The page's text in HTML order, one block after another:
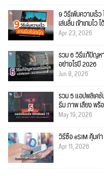
9 วิธีเพิ่มความเร็
เล่นลื่น เข้าเกมไว
Apr 23, 2026
รวม 6 วิธีแก้ปัญหา
อย่างไรปี 2026
Jun 8, 2026
รวม 5 แอปพลิเคชั
ธีม ภาพ เสียง พร้
May 19, 2026
วิธีซื้อ eSIM คุ้มค่
Apr 11, 2026